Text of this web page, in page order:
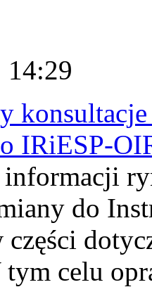
14:29
IRiESP-
informacji
do
części
celu